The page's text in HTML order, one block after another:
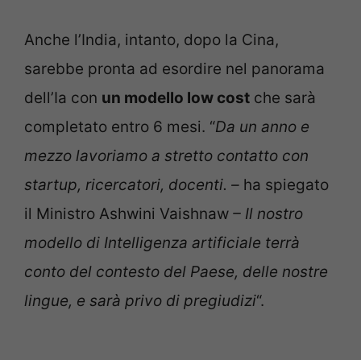
Anche l’India, intanto, dopo la Cina,
sarebbe pronta ad esordire nel panorama
dell’Ia con un modello low cost che sarà
completato entro 6 mesi. “Da un anno e
mezzo lavoriamo a stretto contatto con
startup, ricercatori, docenti. – ha spiegato
il Ministro Ashwini Vaishnaw – Il nostro
modello di Intelligenza artificiale terrà
conto del contesto del Paese, delle nostre
lingue, e sarà privo di pregiudizi“.